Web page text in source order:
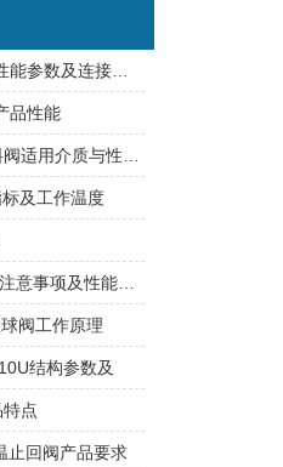
品性能
及工作温度
阀工作原理
结构参数及
点
止回阀产品要求